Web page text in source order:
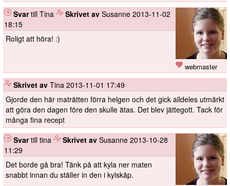
webmaster
Svartill Tina Skrivet av Susanne 2013-11-02
18:15
Roligt att höra! :)
Skrivet av Tina 2013-11-01 17:49
Gjorde den här maträtten förra helgen och det gick alldeles utmärkt
att göra den dagen före den skulle ätas. Det blev jättegott. Tack för
många fina recept
Svartill tina Skrivet av Susanne 2013-10-28
11:29
Det borde gå bra! Tänk på att kyla ner maten
snabbt innan du ställer in den i kylskåp.